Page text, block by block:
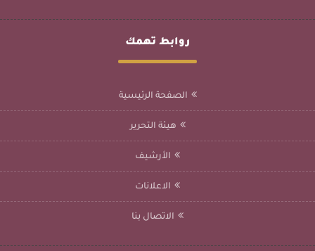
روابط تهمك
الصفحة الرئيسية
هيئة التحرير
الأرشيف
الاعلانات
الاتصال بنا